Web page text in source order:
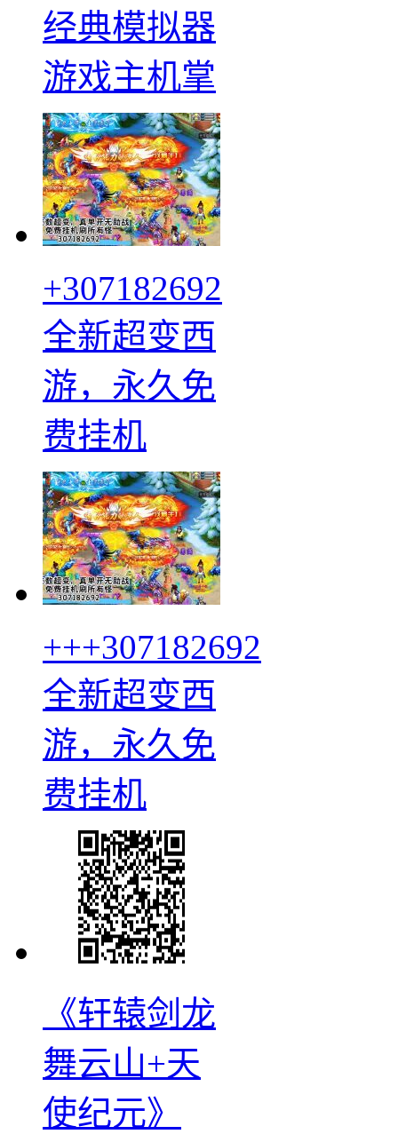
经典模拟器
游戏主机掌
+307182692
全新超变西
游，永久免
费挂机
+++307182692
全新超变西
游，永久免
费挂机
《轩辕剑龙
舞云山+天
使纪元》